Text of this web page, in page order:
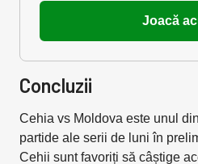
Joacă
Concluzii
Cehia vs Moldova este unul
partide ale serii de luni în
Cehii sunt favoriți să câștige